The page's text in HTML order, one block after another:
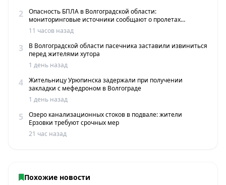
2
Опасность БПЛА в Волгоградской области:
мониторинговые источники сообщают о пролетах
беспилотников
11 часов назад
3
В Волгоградской области пасечника заставили извиниться
перед жителями хутора
1 день назад
4
Жительницу Урюпинска задержали при получении
закладки с мефедроном в Волгограде
1 день назад
5
Озеро канализационных стоков в подвале: жители
Ерзовки требуют срочных мер
21 час назад
Похожие новости